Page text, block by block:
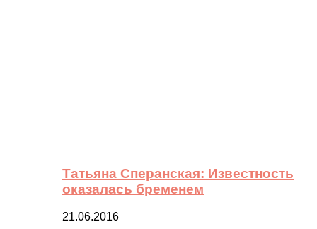
Татьяна Сперанская: Известность
оказалась бременем
21.06.2016